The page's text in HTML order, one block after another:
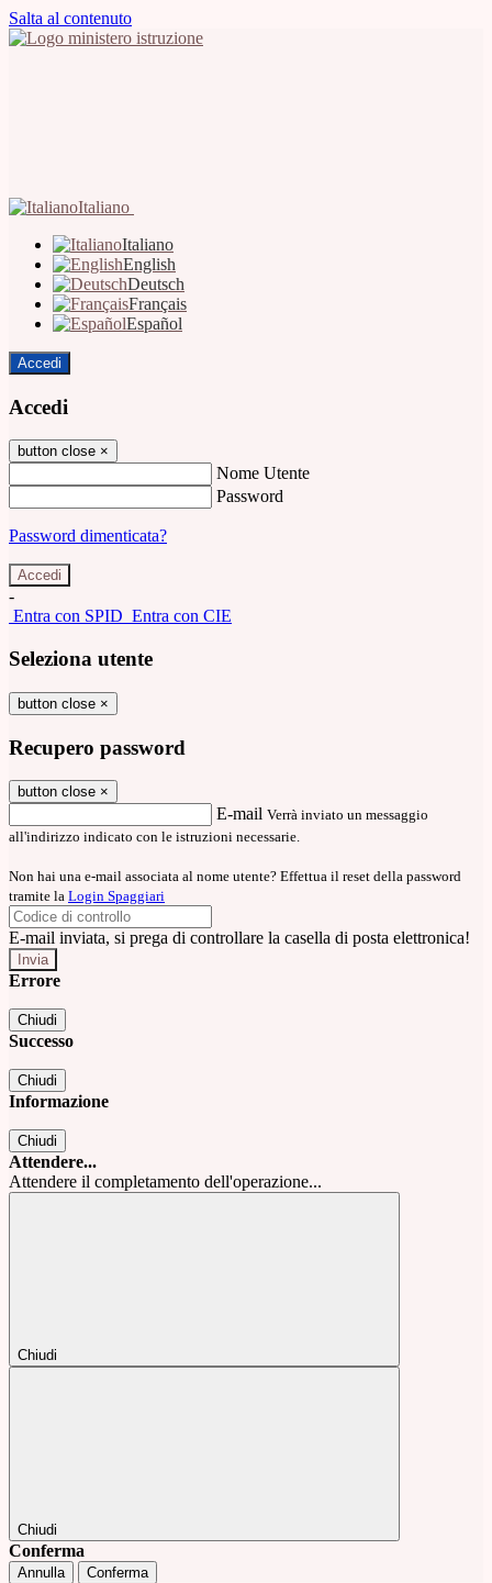
Salta al contenuto
Italiano
Italiano
English
Deutsch
Français
Español
Accedi
Accedi
button close ×
Nome Utente
Password
Password dimenticata?
-
Entra con SPID Entra con CIE
Seleziona utente
button close ×
Recupero password
button close ×
E-mail Verrà inviato un messaggio
all'indirizzo indicato con le istruzioni necessarie.
Non hai una e-mail associata al nome utente? Effettua il reset della password
tramite la Login Spaggiari
E-mail inviata, si prega di controllare la casella di posta elettronica!
Errore
Chiudi
Successo
Chiudi
Informazione
Chiudi
Attendere...
Attendere il completamento dell'operazione...
Chiudi
Chiudi
Conferma
Annulla Conferma